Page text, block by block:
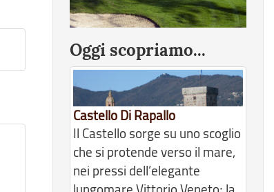
Oggi scopriamo...
Castello Di Rapallo
Il Castello sorge su uno scoglio
che si protende verso il mare,
nei pressi dell’elegante